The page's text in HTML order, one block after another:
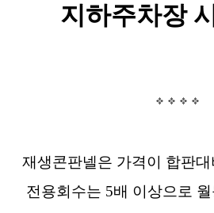
지하주차장
재생콘판넬은 가격이 합판대
전용회수는 5배 이상으로